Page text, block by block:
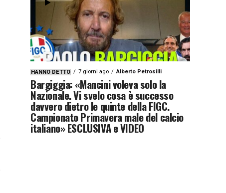
HANNO DETTO 7 giorni ago Alberto Petrosilli
Bargiggia: «Mancini voleva solo la
Nazionale. Vi svelo cosa è successo
davvero dietro le quinte della FIGC.
Campionato Primavera male del calcio
italiano» ESCLUSIVA e VIDEO